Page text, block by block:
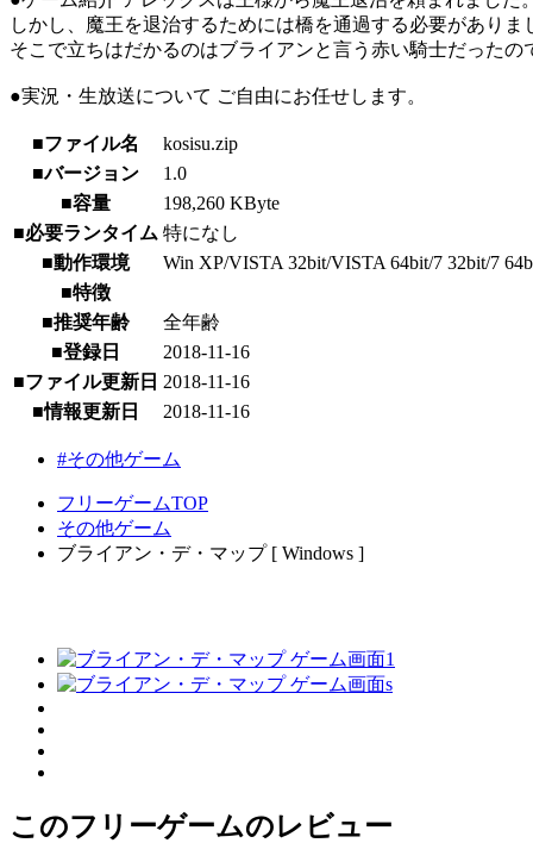
しかし、魔王を退治するためには橋を通過する必要がありま
そこで立ちはだかるのはブライアンと言う赤い騎士だったの
●実況・生放送について ご自由にお任せします。
■ファイル名
kosisu.zip
■バージョン
1.0
■容量
198,260 KByte
■必要ランタイム 特になし
■動作環境
Win XP/VISTA 32bit/VISTA 64bit/7 32bit/7
■特徴
■推奨年齢
全年齢
■登録日
2018-11-16
■ファイル更新日 2018-11-16
■情報更新日
2018-11-16
#その他ゲーム
フリーゲームTOP
その他ゲーム
ブライアン・デ・マップ [ Windows ]
このフリーゲームのレビュー